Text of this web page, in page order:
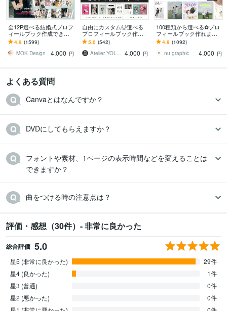
全12P選べる結婚式プロフ
ィールブック作成できま
す CANVA操作&加工ガイ
ド・入稿ガイド付き
4.9 (1599)
MOK Design
4,000 円
自由にカスタム◎選べる
プロフィールブック作れ
ます 100種類以上のデザ
イン♡世界にひとつの1冊
がスマホで簡単に
5.0 (542)
Atelier YOLOs_3310 4,000 円
100種類から選べる✿プロ
フィールブック作れます
【選べる12P】納品の速さ
に自信あります◎【操作
資料付】
4.9 (1092)
nu graphic
4,000 円
よくある質問
Canvaとはなんですか？
DVDにしてもらえますか？
フォントや素材、1ページの表示時間などを変えることは
できますか？
曲をつける時の注意点は？
評価・感想（30件）- 非常に良かった
総合評価 5.0
星5 (非常に良かった)
29件
星4 (良かった)
1件
星3 (普通)
0件
星2 (悪かった)
0件